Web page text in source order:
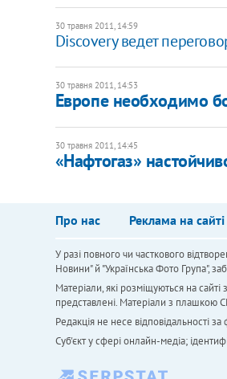
30 травня 2011, 14:59
​Discovery ведет
30 травня 2011, 14:53
Европе необходимо
30 травня 2011, 14:45
​«Нафтогаз»
Про нас Реклама на сайті
У разі повного чи часткового
Новини" й "Українська Фото Група",
Матеріали, які розміщуються на
представлені. Матеріали з плашкою
Редакція не несе відповідальності
Cуб'єкт у сфері онлайн-медіа;